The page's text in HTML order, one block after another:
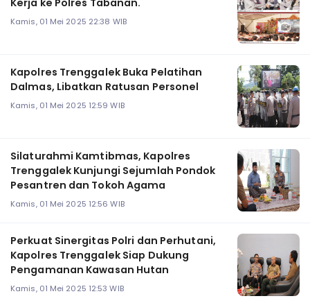
Kamis, 01 Mei 2025 22:38 WIB
Kapolres Trenggalek Buka Pelatihan
Dalmas, Libatkan Ratusan Personel
Kamis, 01 Mei 2025 12:59 WIB
Silaturahmi Kamtibmas, Kapolres
Trenggalek Kunjungi Sejumlah Pondok
Pesantren dan Tokoh Agama
Kamis, 01 Mei 2025 12:56 WIB
Perkuat Sinergitas Polri dan Perhutani,
Kapolres Trenggalek Siap Dukung
Pengamanan Kawasan Hutan
Kamis, 01 Mei 2025 12:53 WIB